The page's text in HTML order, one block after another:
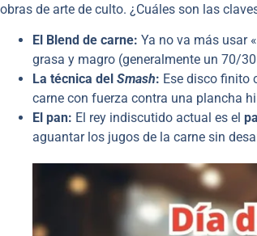
obras de arte de culto. ¿Cuáles son las
El Blend de carne: Ya no va más usar
grasa y magro (generalmente un 70/
La técnica del Smash: Ese disco finito
carne con fuerza contra una plancha
El pan: El rey indiscutido actual es el
aguantar los jugos de la carne sin